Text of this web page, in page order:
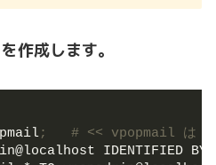
作成します。
;   # << vpopmail は DB
IDENTIFIED